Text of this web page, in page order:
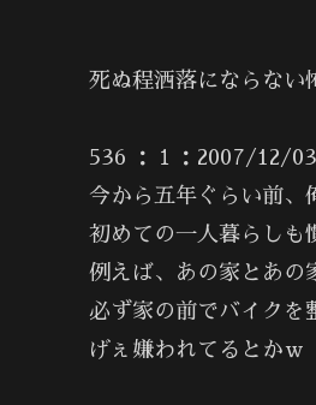
死ぬ程洒落にならない
536 ：１：2007/12/
今から五年ぐらい前、
初めての一人暮らしも
例えば、あの家とあの
必ず家の前でバイクを
げぇ嫌われてるとかｗ